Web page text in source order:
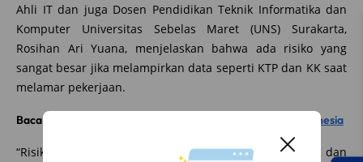
Ahli IT dan juga Dosen Pendidikan Teknik Informatika dan
Komputer Universitas Sebelas Maret (UNS) Surakarta,
Rosihan Ari Yuana, menjelaskan bahwa ada risiko yang
sangat besar jika melampirkan data seperti KTP dan KK saat
melamar pekerjaan.
Baca juga: Aturan Pajak Mobil Terbaru yang Berlaku di Indonesia
“Risiko, ya disalahgunakan datanya. Apalagi itu ada KK dan